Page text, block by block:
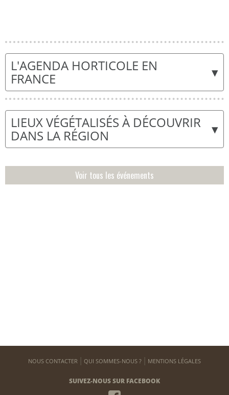
▾
L'AGENDA HORTICOLE EN
FRANCE
▾
LIEUX VÉGÉTALISÉS À DÉCOUVRIR
DANS LA RÉGION
Voir tous les événements
NOUS CONTACTER QUI SOMMES-NOUS ? MENTIONS LÉGALES
SUIVEZ-NOUS SUR FACEBOOK